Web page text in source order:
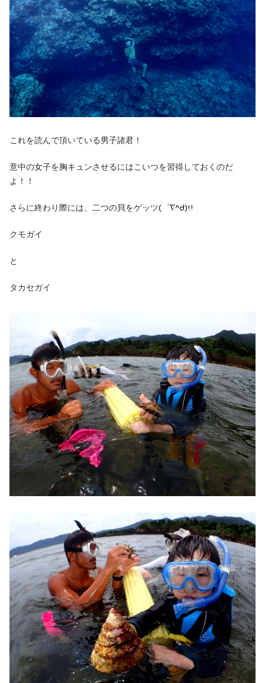
これを読んで頂いている男子諸君！
意中の女子を胸キュンさせるにはこいつを習得しておくのだ
よ！！
さらに終わり際には、二つの貝をゲッツ(゜∇^d)!!
クモガイ
と
タカセガイ